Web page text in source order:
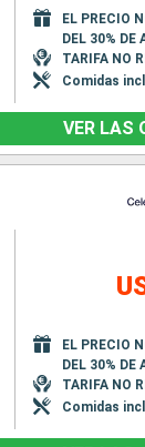
EL PRECIO
DEL 30% DE
TARIFA NO
Comidas
VER LAS
EL PRECIO
DEL 30% DE
TARIFA NO
Comidas